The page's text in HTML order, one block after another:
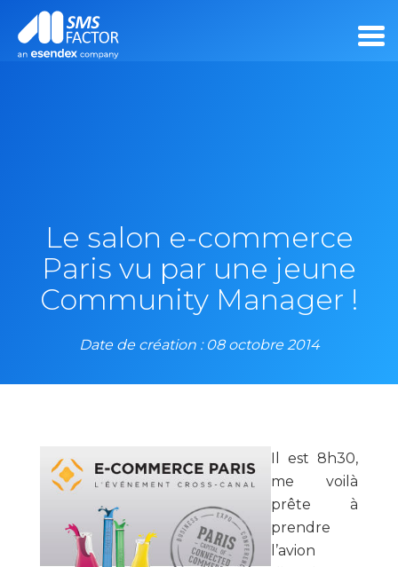
Le salon e-commerce
Paris vu par une jeune
Community Manager !
Date de création : 08 octobre 2014
Il est 8h30,
me voilà
prête à
prendre
l’avion